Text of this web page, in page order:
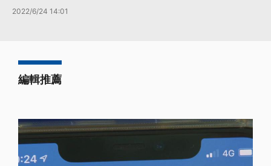
2022/6/24 14:01
編輯推薦